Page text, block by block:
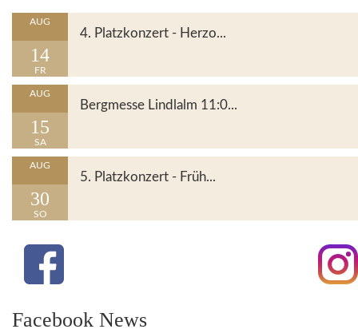
Details
AUG
14
FR
4. Platzkonzert - Herzo...
Details
AUG
15
SA
Bergmesse Lindlalm 11:0...
Details
AUG
30
SO
5. Platzkonzert - Früh...
Facebook News